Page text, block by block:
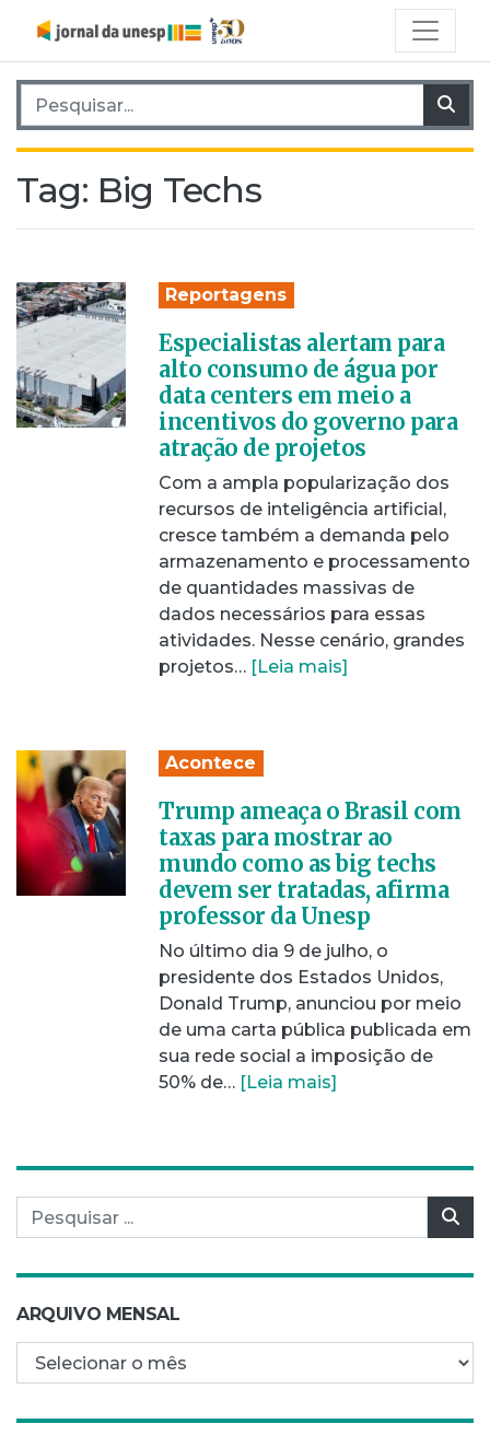
Pesquisar por:
Tag: Big Techs
Reportagens
Especialistas alertam para
alto consumo de água por
data centers em meio a
incentivos do governo para
atração de projetos
Com a ampla popularização dos
recursos de inteligência artificial,
cresce também a demanda pelo
armazenamento e processamento
de quantidades massivas de
dados necessários para essas
atividades. Nesse cenário, grandes
projetos… [Leia mais]
Acontece
Trump ameaça o Brasil com
taxas para mostrar ao
mundo como as big techs
devem ser tratadas, afirma
professor da Unesp
No último dia 9 de julho, o
presidente dos Estados Unidos,
Donald Trump, anunciou por meio
de uma carta pública publicada em
sua rede social a imposição de
50% de… [Leia mais]
Pesquisar por:
ARQUIVO MENSAL
Arquivo mensal